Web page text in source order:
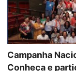
Campanha
Conheça e